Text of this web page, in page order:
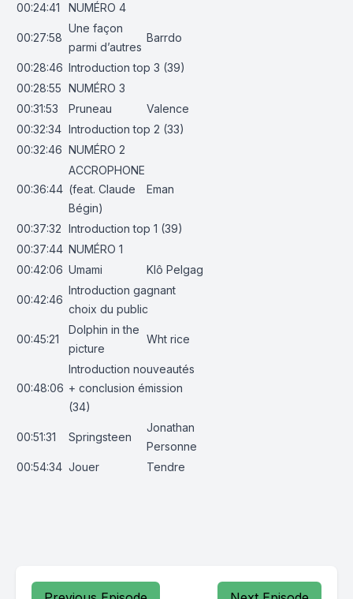
00:24:41
NUMÉRO 4
00:27:58
Une façon
parmi d’autres
Barrdo
00:28:46 Introduction top 3 (39)
00:28:55 NUMÉRO 3
00:31:53
Pruneau
Valence
00:32:34 Introduction top 2 (33)
00:32:46 NUMÉRO 2
00:36:44
ACCROPHONE
(feat. Claude
Bégin)
Eman
00:37:32 Introduction top 1 (39)
00:37:44 NUMÉRO 1
00:42:06 Umami Klô Pelgag
00:42:46
Introduction gagnant
choix du public
00:45:21
Dolphin in the
picture
Wht rice
00:48:06
Introduction nouveautés
+ conclusion émission
(34)
00:51:31 Springsteen
Jonathan
Personne
00:54:34 Jouer Tendre